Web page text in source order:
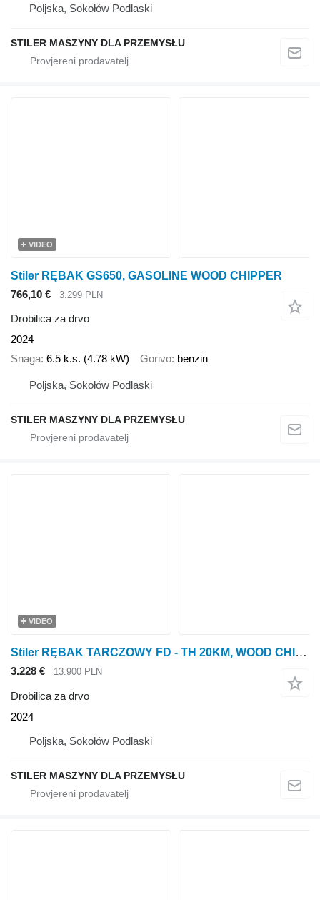
Poljska, Sokołów Podlaski
STILER MASZYNY DLA PRZEMYSŁU
VIDEO
Stiler RĘBAK GS650, GASOLINE WOOD CHIPPER
766,10 €
3.299 PLN
Drobilica za drvo
2024
Snaga 6.5 k.s. (4.78 kW) Gorivo benzin
Poljska, Sokołów Podlaski
STILER MASZYNY DLA PRZEMYSŁU
VIDEO
Stiler RĘBAK TARCZOWY FD - TH 20KM, WOOD CHIPPER 20HP
3.228 € 13.900 PLN
Drobilica za drvo
2024
Poljska, Sokołów Podlaski
STILER MASZYNY DLA PRZEMYSŁU